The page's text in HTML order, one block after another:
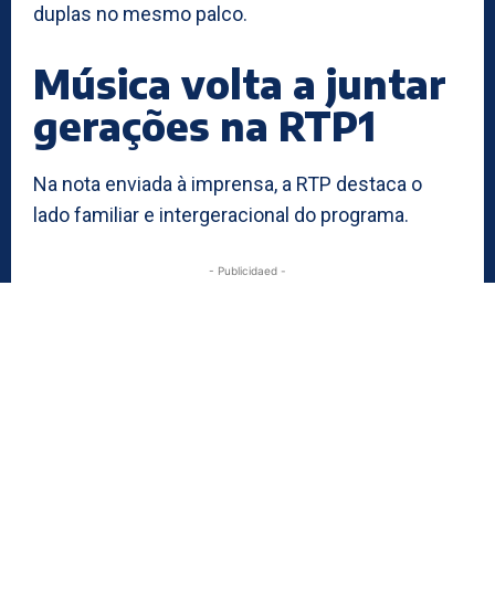
duplas no mesmo palco.
Música volta a juntar
gerações na RTP1
Na nota enviada à imprensa, a RTP destaca o
lado familiar e intergeracional do programa.
- Publicidaed -